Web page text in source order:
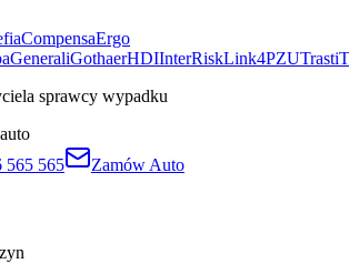
CompensaErgo
GeneraliGothaerHDIInterRiskLink4PZUTrasti
sprawcy wypadku
565 565 Zamów Auto